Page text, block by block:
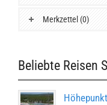
Merkzettel (0)
Beliebte Reisen